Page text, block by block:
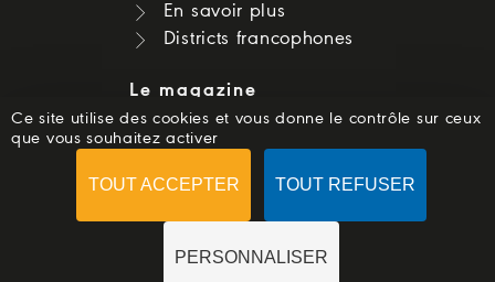
En savoir plus
Districts francophones
Le magazine
Dernier numéro
Numéros précédents
Ce site utilise des cookies et vous donne le contrôle sur ceux
que vous souhaitez activer
TOUT ACCEPTER TOUT REFUSER
PERSONNALISER